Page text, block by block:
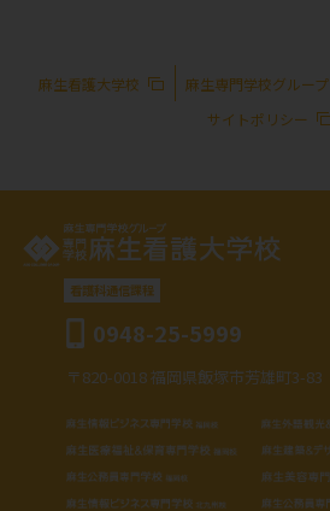
麻生看護大学校 麻生専門学校グループ
サイトポリシー
看護科通信課程
0948-25-5999
〒820-0018 福岡県飯塚市芳雄町3-83